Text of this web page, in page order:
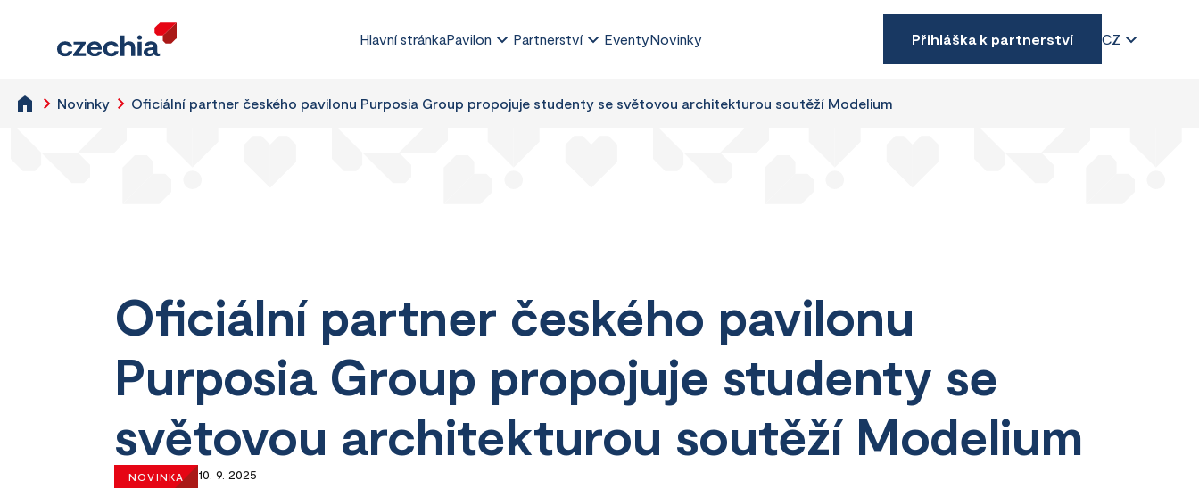
Hlavní stránkaPavilon Partnerství EventyNovinky Přihláška k partnerství CZ
Novinky Oficiální partner českého pavilonu Purposia Group propojuje studenty se světovou architekturou soutěží Modelium
Oficiální partner českého pavilonu
Purposia Group propojuje studenty se
světovou architekturou soutěží Modelium
NOVINKA 10. 9. 2025